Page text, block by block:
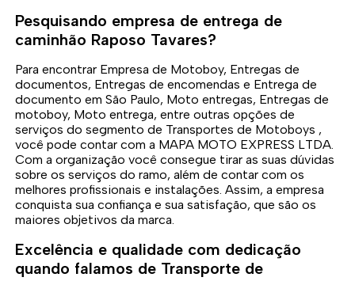
Pesquisando empresa de entrega de
caminhão Raposo Tavares?
Para encontrar Empresa de Motoboy, Entregas de
documentos, Entregas de encomendas e Entrega de
documento em São Paulo, Moto entregas, Entregas de
motoboy, Moto entrega, entre outras opções de
serviços do segmento de Transportes de Motoboys ,
você pode contar com a MAPA MOTO EXPRESS LTDA.
Com a organização você consegue tirar as suas dúvidas
sobre os serviços do ramo, além de contar com os
melhores profissionais e instalações. Assim, a empresa
conquista sua confiança e sua satisfação, que são os
maiores objetivos da marca.
Excelência e qualidade com dedicação
quando falamos de Transporte de